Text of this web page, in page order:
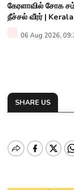
கேரளாவில் சோக
நீச்சல் வீரர் |
06 Aug 2026,
SHARE US